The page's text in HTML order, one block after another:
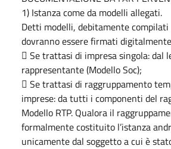
1) Istanza come da modelli allegati.
Detti modelli, debitamente
dovranno essere firmati
 Se trattasi di impresa singola: dal
rappresentante (Modello Soc);
 Se trattasi di raggruppamento
imprese: da tutti i componenti del
Modello RTP. Qualora il
formalmente costituito l’istanza
unicamente dal soggetto a cui è